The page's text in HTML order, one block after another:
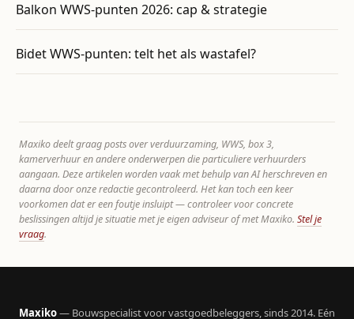
Balkon WWS-punten 2026: cap & strategie
Bidet WWS-punten: telt het als wastafel?
Maxiko deelt graag posts over verduurzaming, WWS, box 3,
kamerverhuur en andere onderwerpen die particuliere verhuurders
aangaan. Deze artikelen worden vaak met behulp van AI herschreven en
daarna door onze redactie gecontroleerd. Het kan toch een keer
voorkomen dat er een foutje insluipt — controleer voor concrete
beslissingen altijd je situatie met je eigen adviseur of met Maxiko. Stel je
vraag.
Maxiko— Bouwspecialist voor vastgoedbeleggers, sinds 2014. Eén